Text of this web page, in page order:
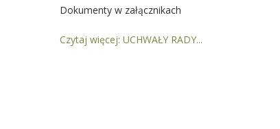
Dokumenty w załącznikach
Czytaj więcej: UCHWAŁY RADY...